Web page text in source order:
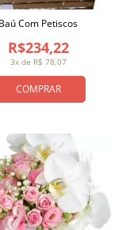
COMPRAR
3x de R$ 78,07
R$234,22
Baú Com Petiscos